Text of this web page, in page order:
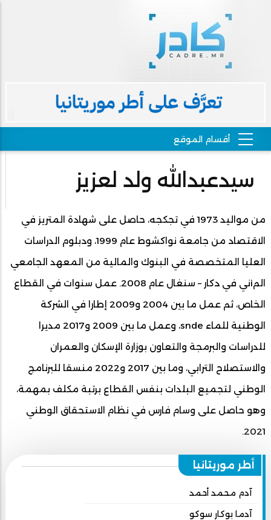
سيدعبدالله ولد لعزيز
من مواليد 1973 في تجكجه، حاصل على شهادة المتريز في
الاقتصاد من جامعة نواكشوط عام 1999، ودبلوم الدراسات
العليا المتخصصة في البنوك والمالية من المعهد الجامعي
المiني في دكار – سنغال عام 2008. عمل سنوات في القطاع
الخاص، ثم عمل ما بين 2004 و2009 إطارا في الشركة
الوطنية للماء snde، وعمل ما بين 2009 و2017 مديرا
للدراسات والبرمجة والتعاون بوزارة الإسكان والعمران
والاستصلاح الترابي، وما بين 2017 و2022 منسقا للبرنامج
الوطني لتجميع البلدات بنفس القطاع برتبة مكلف بمهمة،
وهو حاصل على وسام فارس في نظام الاستحقاق الوطني
2021.
أطر موريتانيا
آدم محمد أحمد
آدما بوكار سوكو